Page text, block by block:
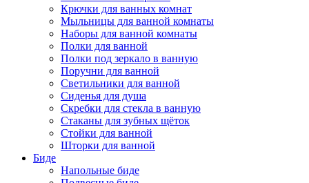
Крючки для ванных комнат
Мыльницы для ванной комнаты
Наборы для ванной комнаты
Полки для ванной
Полки под зеркало в ванную
Поручни для ванной
Светильники для ванной
Сиденья для душа
Скребки для стекла в ванную
Стаканы для зубных щёток
Стойки для ванной
Шторки для ванной
Биде
Напольные биде